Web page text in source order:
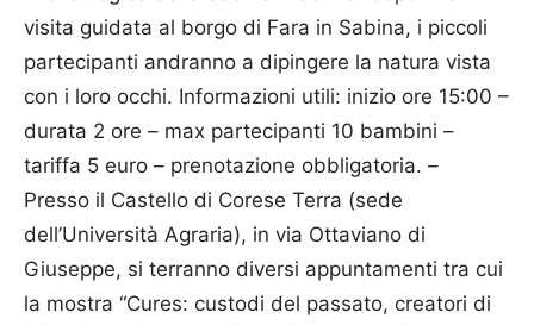
visita guidata al borgo di Fara in Sabina, i piccoli
partecipanti andranno a dipingere la natura vista
con i loro occhi. Informazioni utili: inizio ore 15:00 –
durata 2 ore – max partecipanti 10 bambini –
tariffa 5 euro – prenotazione obbligatoria. –
Presso il Castello di Corese Terra (sede
dell’Università Agraria), in via Ottaviano di
Giuseppe, si terranno diversi appuntamenti tra cui
la mostra “Cures: custodi del passato, creatori di